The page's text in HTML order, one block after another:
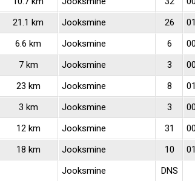
21.1 km Jooksmine 26
6.6 km Jooksmine 6
7 km Jooksmine 3
23 km Jooksmine 8
3 km Jooksmine 3
12 km Jooksmine 31
18 km Jooksmine 10
Jooksmine DNS